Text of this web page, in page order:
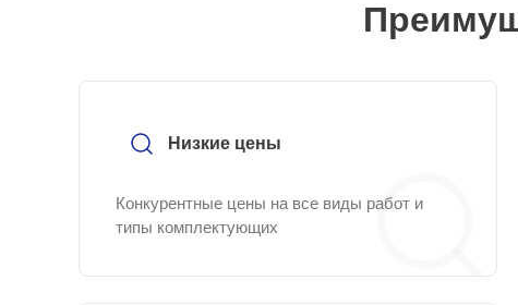
Низкие цены
Конкурентные цены на все виды работ и
типы комплектующих